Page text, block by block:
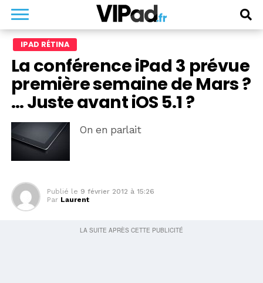
IPAD RÉTINA
La conférence iPad 3 prévue
première semaine de Mars ?
… Juste avant iOS 5.1 ?
On en parlait
Publié le 9 février 2012 à 15:26
Par Laurent